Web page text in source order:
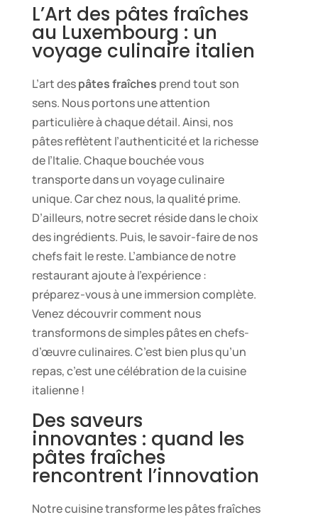
L’Art des pâtes fraîches
au Luxembourg : un
voyage culinaire italien
L’art despâtes fraîches prend tout son
sens. Nous portons une attention
particulière à chaque détail. Ainsi, nos
pâtes reflètent l’authenticité et la richesse
de l’Italie. Chaque bouchée vous
transporte dans un voyage culinaire
unique. Car chez nous, la qualité prime.
D’ailleurs, notre secret réside dans le choix
des ingrédients. Puis, le savoir-faire de nos
chefs fait le reste. L’ambiance de notre
restaurant ajoute à l’expérience :
préparez-vous à une immersion complète.
Venez découvrir comment nous
transformons de simples pâtes en chefs-
d’œuvre culinaires. C’est bien plus qu’un
repas, c’est une célébration de la cuisine
italienne !
Des saveurs
innovantes : quand les
pâtes fraîches
rencontrent l’innovation
Notre cuisine transforme les pâtes fraîches